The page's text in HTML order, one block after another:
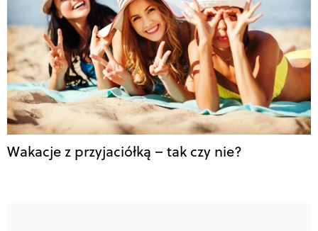
Wakacje z przyjaciółką – tak czy nie?